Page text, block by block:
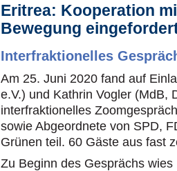
Eritrea: Kooperation
Bewegung
Interfraktionelles
Am 25. Juni 2020 fand auf
e.V.) und Kathrin Vogler (MdB,
interfraktionelles
sowie Abgeordnete von SPD,
Grünen teil. 60 Gäste aus fast
Zu Beginn des Gesprächs